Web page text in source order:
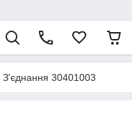
З'єднання 30401003